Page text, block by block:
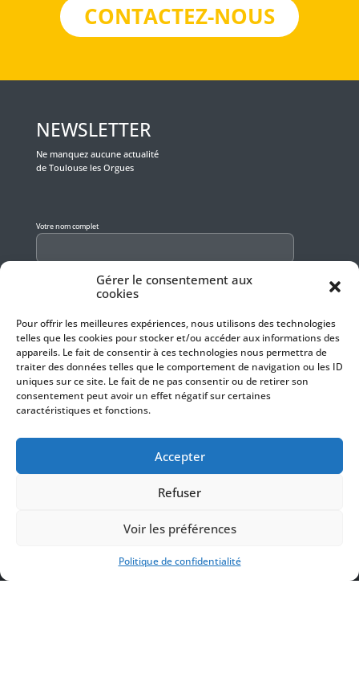
Gérer le consentement aux
cookies
Pour offrir les meilleures expériences, nous utilisons des technologies
telles que les cookies pour stocker et/ou accéder aux informations des
appareils. Le fait de consentir à ces technologies nous permettra de
traiter des données telles que le comportement de navigation ou les ID
uniques sur ce site. Le fait de ne pas consentir ou de retirer son
consentement peut avoir un effet négatif sur certaines
caractéristiques et fonctions.
Accepter
Refuser
Voir les préférences
Politique de confidentialité
CONTACTEZ-NOUS
NEWSLETTER
Ne manquez aucune actualité
de Toulouse les Orgues
Votre nom complet
J'accepte que mes données soient utilisées pour recevoir la newsletter. En savoir plus